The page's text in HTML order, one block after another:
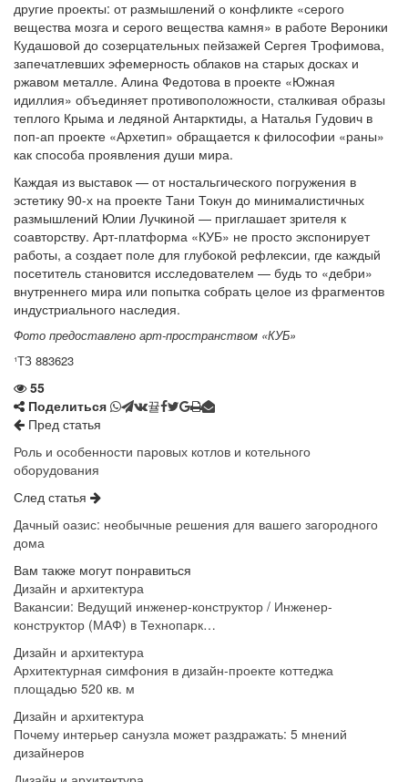
другие проекты: от размышлений о конфликте «серого
вещества мозга и серого вещества камня» в работе Вероники
Кудашовой до созерцательных пейзажей Сергея Трофимова,
запечатлевших эфемерность облаков на старых досках и
ржавом металле. Алина Федотова в проекте «Южная
идиллия» объединяет противоположности, сталкивая образы
теплого Крыма и ледяной Антарктиды, а Наталья Гудович в
поп-ап проекте «Архетип» обращается к философии «раны»
как способа проявления души мира.
Каждая из выставок — от ностальгического погружения в
эстетику 90-х на проекте Тани Токун до минималистичных
размышлений Юлии Лучкиной — приглашает зрителя к
соавторству. Арт-платформа «КУБ» не просто экспонирует
работы, а создает поле для глубокой рефлексии, где каждый
посетитель становится исследователем — будь то «дебри»
внутреннего мира или попытка собрать целое из фрагментов
индустриального наследия.
Фото предоставлено арт-пространством «КУБ»
¹ТЗ 883623
55
Поделиться
Пред статья
Роль и особенности паровых котлов и котельного
оборудования
След статья
Дачный оазис: необычные решения для вашего загородного
дома
Вам также могут понравиться
Дизайн и архитектура
Вакансии: Ведущий инженер-конструктор / Инженер-
конструктор (МАФ) в Технопарк…
Дизайн и архитектура
Архитектурная симфония в дизайн-проекте коттеджа
площадью 520 кв. м
Дизайн и архитектура
Почему интерьер санузла может раздражать: 5 мнений
дизайнеров